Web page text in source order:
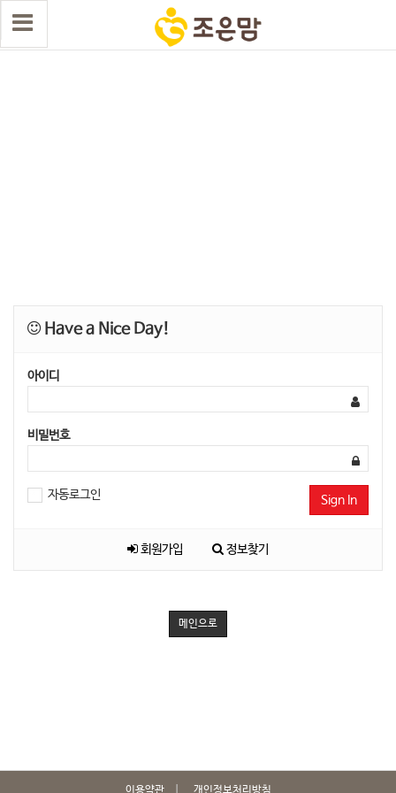
Have a Nice Day!
아이디
비밀번호
자동로그인 Sign In
회원가입 정보찾기
메인으로
이용약관 개인정보처리방침